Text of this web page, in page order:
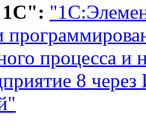
процесса и
8 через